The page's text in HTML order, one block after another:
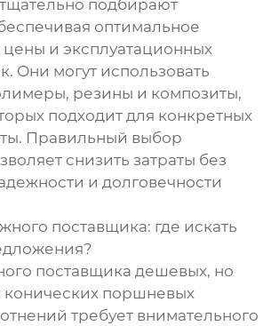
подбирают
оптимальное
и эксплуатационных
Они могут использовать
резины и композиты,
подходит для конкретных
Правильный выбор
снизить затраты без
и долговечности
поставщика: где искать
поставщика дешевых, но
конических поршневых
требует внимательного